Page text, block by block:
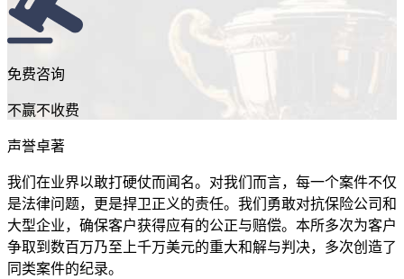
免费咨询
不赢不收费
声誉卓著
我们在业界以敢打硬仗而闻名。对我们而言，每一个案件不仅
是法律问题，更是捍卫正义的责任。我们勇敢对抗保险公司和
大型企业，确保客户获得应有的公正与赔偿。本所多次为客户
争取到数百万乃至上千万美元的重大和解与判决，多次创造了
同类案件的纪录。